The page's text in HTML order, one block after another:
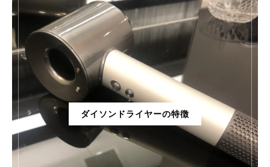
ダイソンドライヤーの特徴